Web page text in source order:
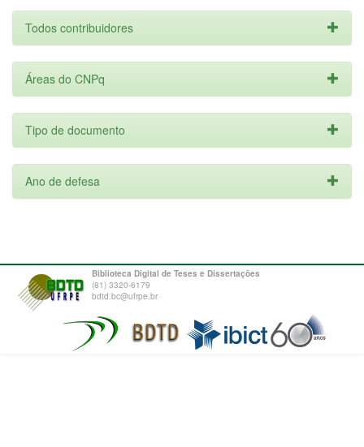
Todos contribuidores
Áreas do CNPq
Tipo de documento
Ano de defesa
Biblioteca Digital de Teses e Dissertações
(81) 3320-6179
bdtd.bc@ufrpe.br